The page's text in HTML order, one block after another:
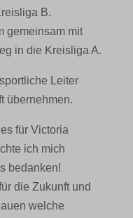
B.
gemeinsam mit
in die Kreisliga A.
Leiter
übernehmen.
für Victoria
ich mich
bedanken!
die Zukunft und
welche